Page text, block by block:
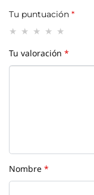
Tu puntuación *
Tu valoración*
Nombre*